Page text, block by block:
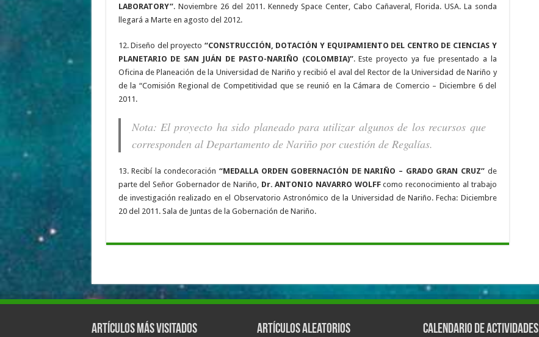
LABORATORY”. Noviembre 26 del 2011. Kennedy Space Center, Cabo Cañaveral, Florida. USA. La sonda
llegará a Marte en agosto del 2012.
12. Diseño del proyecto “CONSTRUCCIÓN, DOTACIÓN Y EQUIPAMIENTO DEL CENTRO DE CIENCIAS Y
PLANETARIO DE SAN JUÁN DE PASTO-NARIÑO (COLOMBIA)”. Este proyecto ya fue presentado a la
Oficina de Planeación de la Universidad de Nariño y recibió el aval del Rector de la Universidad de Nariño y
de la “Comisión Regional de Competitividad que se reunió en la Cámara de Comercio – Diciembre 6 del
2011.
Nota: El proyecto ha sido planeado para utilizar algunos de los recursos que
corresponden al Departamento de Nariño por cuestión de Regalías.
13. Recibí la condecoración “MEDALLA ORDEN GOBERNACIÓN DE NARIÑO – GRADO GRAN CRUZ”de
parte del Señor Gobernador de Nariño, Dr. ANTONIO NAVARRO WOLFFcomo reconocimiento al trabajo
de investigación realizado en el Observatorio Astronómico de la Universidad de Nariño. Fecha: Diciembre
20 del 2011. Sala de Juntas de la Gobernación de Nariño.
Artículos más visitados Artículos aleatorios Calendario de actividades